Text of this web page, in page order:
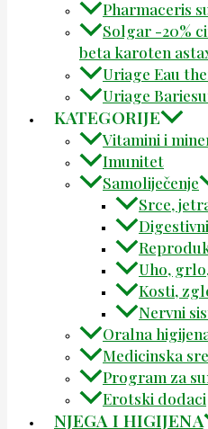
Pharmaceris
Solgar -20%
beta karoten
Uriage Eau
Uriage
KATEGORIJE
Vitamini i
Imunitet
Samoliječenje
Srce,
Uho,
Kosti,
Nervni
Oralna
Medicinska
Program za
Erotski dodaci
NJEGA I HIGIJENA